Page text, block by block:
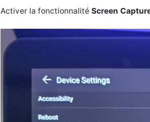
Activer la fonctionnalité Screen